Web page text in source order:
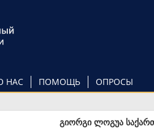
НАС ПОМОЩЬ ОПРОСЫ
გიორგი ლოგუა